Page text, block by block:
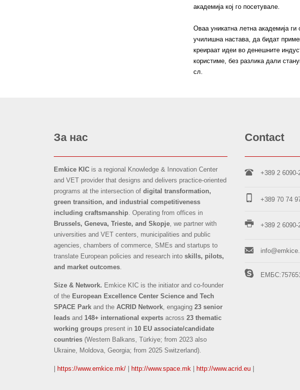
академија кој го посетувале.
Оваа уникатна летна академија
училишна настава, да бидат
креираат идеи во денешните
користиме, без разлика дали
сл.
За нас
Emkice KIC is a regional Knowledge & Innovation Center
and VET provider that designs and delivers practice-oriented
programs at the intersection ofdigital transformation,
green transition, and industrial competitiveness
including craftsmanship . Operating from offices in
Brussels, Geneva, Trieste, and Skopje , we partner with
universities and VET centers, municipalities and public
agencies, chambers of commerce, SMEs and startups to
translate European policies and research intoskills, pilots,
and market outcomes
Size & Network. Emkice KIC is the initiator and co-founder
of the European Excellence Center Science and Tech
SPACE Park and theACRID Network , engaging23 senior
leads and 148+ international experts across23 thematic
working groups present in 10 EU associate/candidate
countries (Western Balkans, Türkiye; from 2023 also
Ukraine, Moldova, Georgia; from 2025 Switzerland).
https://www.emkice.mk/ http://www.space.mk http://www.acrid.eu
Contact
+389 2 6090-
+389 70 74
+389 2 6090-